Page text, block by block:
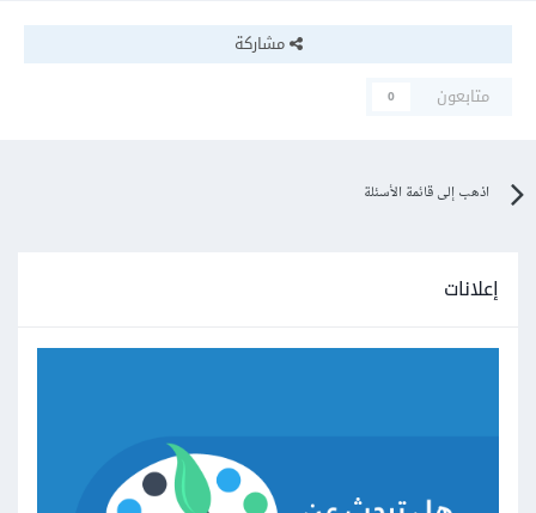
مشاركة
متابعون
0
اذهب إلى قائمة الأسئلة
إعلانات